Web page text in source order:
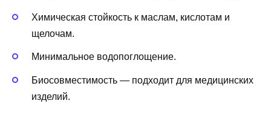
Химическая стойкость к маслам, кислотам и
щелочам.
Минимальное водопоглощение.
Биосовместимость — подходит для медицинских
изделий.